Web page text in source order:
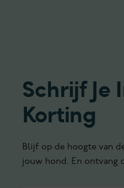
Schrijf Je
Korting
Blijf op de hoogte van
jouw hond. En ontvang